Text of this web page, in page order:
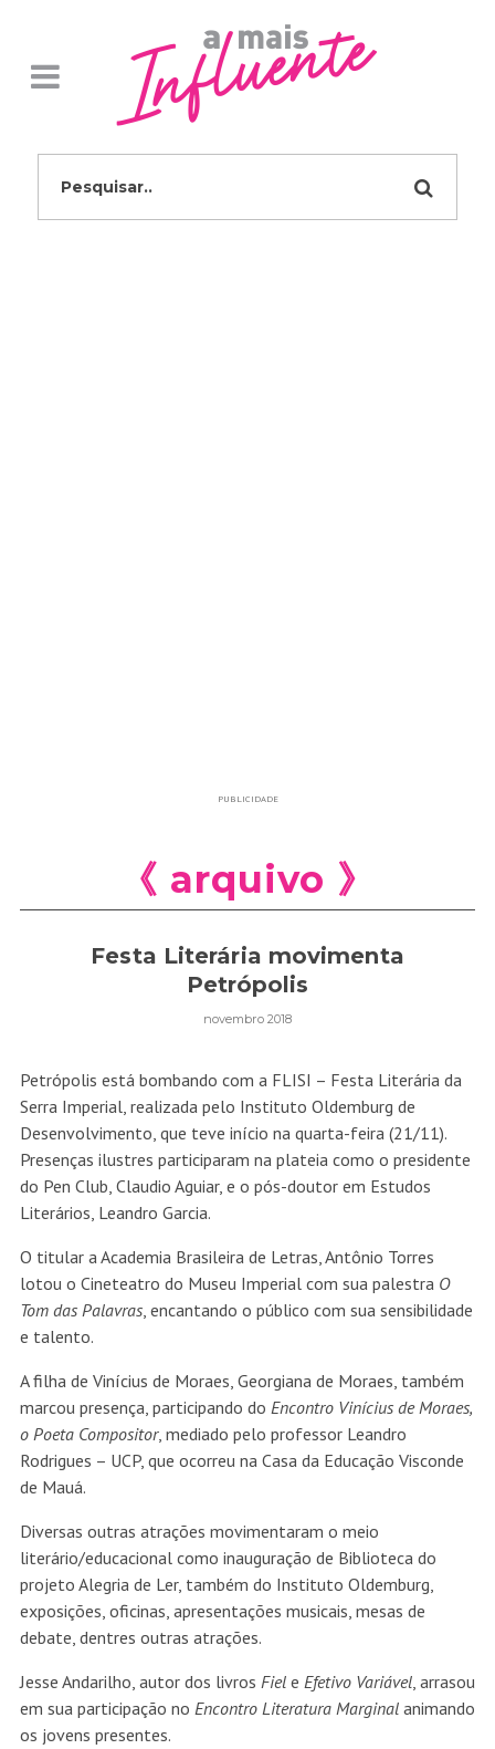
PUBLICIDADE
《 arquivo 》
Festa Literária movimenta
Petrópolis
novembro 2018
Petrópolis está bombando com a FLISI – Festa Literária da
Serra Imperial, realizada pelo Instituto Oldemburg de
Desenvolvimento, que teve início na quarta-feira (21/11).
Presenças ilustres participaram na plateia como o presidente
do Pen Club, Claudio Aguiar, e o pós-doutor em Estudos
Literários, Leandro Garcia.
O titular a Academia Brasileira de Letras, Antônio Torres
lotou o Cineteatro do Museu Imperial com sua palestra O
Tom das Palavras, encantando o público com sua sensibilidade
e talento.
A filha de Vinícius de Moraes, Georgiana de Moraes, também
marcou presença, participando do Encontro Vinícius de Moraes,
o Poeta Compositor, mediado pelo professor Leandro
Rodrigues – UCP, que ocorreu na Casa da Educação Visconde
de Mauá.
Diversas outras atrações movimentaram o meio
literário/educacional como inauguração de Biblioteca do
projeto Alegria de Ler, também do Instituto Oldemburg,
exposições, oficinas, apresentações musicais, mesas de
debate, dentres outras atrações.
Jesse Andarilho, autor dos livros Fiel e Efetivo Variável, arrasou
em sua participação no Encontro Literatura Marginalanimando
os jovens presentes.